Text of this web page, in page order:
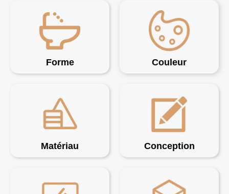
Forme Couleur
Matériau Conception